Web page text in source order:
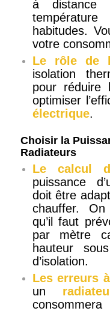
à distance
habitudes.
votre
Le rôle de
isolation
pour réduire
optimiser
électrique.
Choisir la
Radiateurs
Le calcul
puissance
doit être
chauffer. On
qu’il faut
par mètre
hauteur
d’isolation.
Les erreurs
un